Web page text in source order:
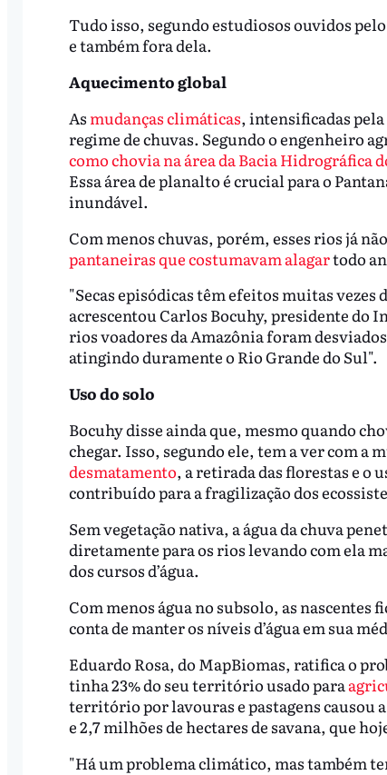
Tudo isso, segundo estudiosos ouvidos pelo
e também fora dela.
Aquecimento global
As mudanças climáticas, intensificadas
regime de chuvas. Segundo o engenheiro
como chovia na área da Bacia Hidrográfica
Essa área de planalto é crucial para o
inundável.
Com menos chuvas, porém, esses rios já
pantaneiras que costumavam alagartodo
"Secas episódicas têm efeitos muitas
acrescentou Carlos Bocuhy, presidente do
rios voadores da Amazônia foram
atingindo duramente o Rio Grande do Sul".
Uso do solo
Bocuhy disse ainda que, mesmo quando
chegar. Isso, segundo ele, tem a ver com a
desmatamento, a retirada das florestas e o
contribuído para a fragilização dos
Sem vegetação nativa, a água da chuva
diretamente para os rios levando com ela
dos cursos d’água.
Com menos água no subsolo, as nascentes
conta de manter os níveis d’água em sua
Eduardo Rosa, do MapBiomas, ratifica o
tinha 23% do seu território usado para
território por lavouras e pastagens causou
e 2,7 milhões de hectares de savana, que
"Há um problema climático, mas também